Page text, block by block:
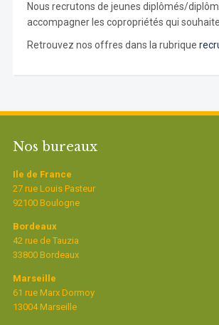
Nous recrutons de jeunes diplômés/
accompagner les copropriétés qui
Retrouvez nos offres dans la rubrique
Nos bureaux
Ile de France
27 rue Louis Pasteur
92100 Boulogne
Bordeaux
42 rue de Tauzia
33800 Bordeaux
Marseille
61 rue Marx Dormoy
13004 Marseille